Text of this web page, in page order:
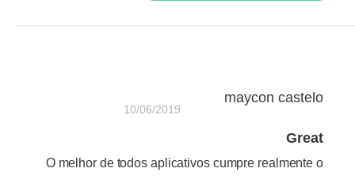
maycon castelo
10/06/2019
Great
O melhor de todos aplicativos cumpre realmente o